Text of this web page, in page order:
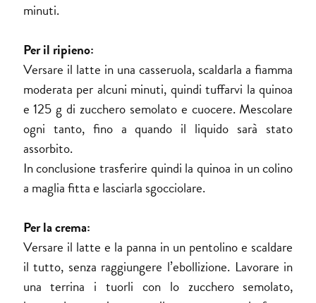
minuti.
Per il ripieno:
Versare il latte in una casseruola, scaldarla a fiamma
moderata per alcuni minuti, quindi tuffarvi la quinoa
e 125 g di zucchero semolato e cuocere. Mescolare
ogni tanto, fino a quando il liquido sarà stato
assorbito.
In conclusione trasferire quindi la quinoa in un colino
a maglia fitta e lasciarla sgocciolare.
Per la crema:
Versare il latte e la panna in un pentolino e scaldare
il tutto, senza raggiungere l’ebollizione. Lavorare in
una terrina i tuorli con lo zucchero semolato,